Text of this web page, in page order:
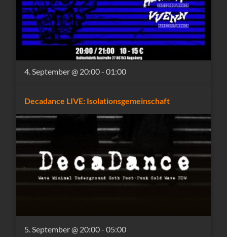
4. September @ 20:00-01:00
Decadance LIVE: Isolationsgemeinschaft
5. September @ 20:00-05:00